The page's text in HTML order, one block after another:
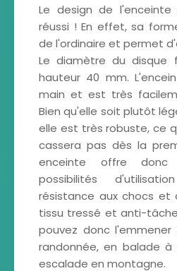
Le design de
réussi ! En effet, sa
de l'ordinaire et permet
Le diamètre du
hauteur 40 mm.
main et est très
Bien qu'elle soit plutôt
elle est très robuste, ce
cassera pas dès la
enceinte offre donc
possibilités
résistance aux chocs et
tissu tressé et anti-
pouvez donc
randonnée, en balade
escalade en montagne.